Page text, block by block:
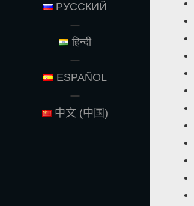
РУССКИЙ
हिन्दी
ESPAÑOL
中文 (中国)